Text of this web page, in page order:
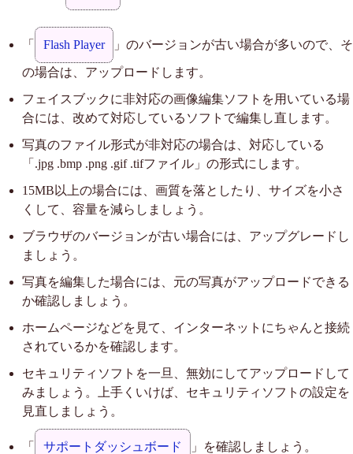
「 Flash Player 」のバージョンが古い場合が多いので、そ
の場合は、アップロードします。
フェイスブックに非対応の画像編集ソフトを用いている場
合には、改めて対応しているソフトで編集し直します。
写真のファイル形式が非対応の場合は、対応している
「.jpg .bmp .png .gif .tifファイル」の形式にします。
15MB以上の場合には、画質を落としたり、サイズを小さ
くして、容量を減らしましょう。
ブラウザのバージョンが古い場合には、アップグレードし
ましょう。
写真を編集した場合には、元の写真がアップロードできる
か確認しましょう。
ホームページなどを見て、インターネットにちゃんと接続
されているかを確認します。
セキュリティソフトを一旦、無効にしてアップロードして
みましょう。上手くいけば、セキュリティソフトの設定を
見直しましょう。
「 サポートダッシュボード 」を確認しましょう。